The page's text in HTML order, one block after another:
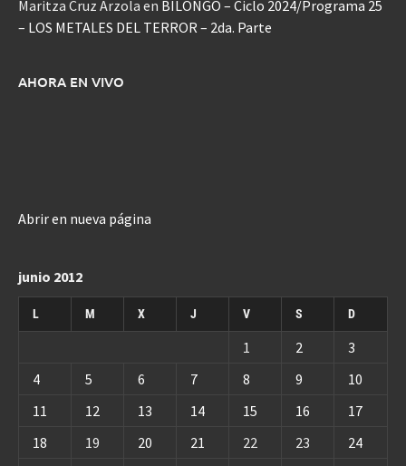
Maritza Cruz Arzola en BILONGO – Ciclo 2024/Programa 25
– LOS METALES DEL TERROR – 2da. Parte
AHORA EN VIVO
Abrir en nueva página
junio 2012
L M X J V S D
1 2
3
4
5 6 7 8 9
10
11
12 13 14 15 16
17
18
19 20 21 22 23
24